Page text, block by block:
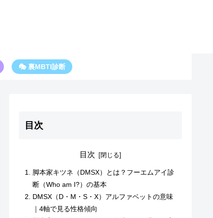
🎭 裏MBTI診断
目次
目次
脚本家キツネ（DMSX）とは？フーエムアイ診
断（Who am I?）の基本
DMSX（D・M・S・X）アルファベットの意味
｜4軸で見る性格傾向